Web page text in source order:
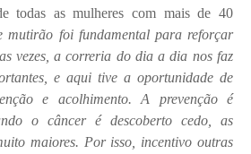
todas as mulheres com mais de 40
mutirão foi fundamental para reforçar
vezes, a correria do dia a dia nos faz
e aqui tive a oportunidade de
e acolhimento. A prevenção é
o câncer é descoberto cedo, as
maiores. Por isso, incentivo outras